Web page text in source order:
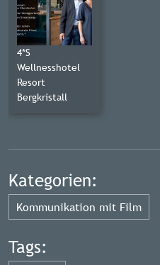
4*S
Wellnesshotel
Resort
Bergkristall
Kategorien:
Kommunikation mit Film
Tags: